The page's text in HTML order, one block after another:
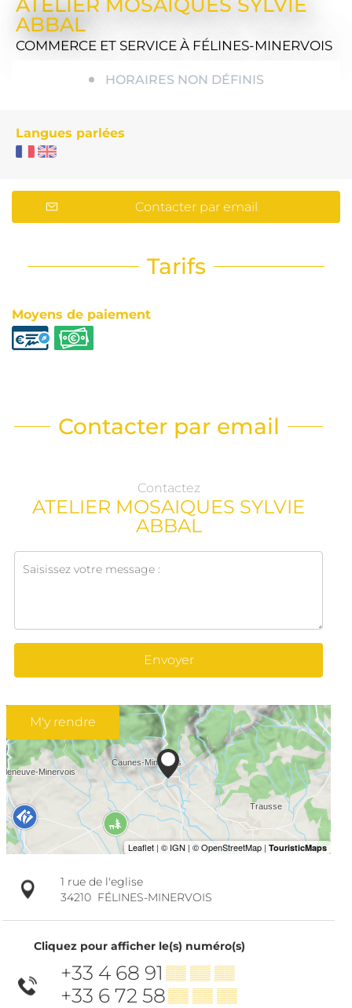
ABBAL
COMMERCE ET SERVICE À FÉLINES-MINERVOIS
HORAIRES NON DÉFINIS
Langues parlées
Contacter par email
Tarifs
Moyens de paiement
Contacter par email
Contactez
ATELIER MOSAIQUES SYLVIE
ABBAL
Envoyer
M'y rendre
1 rue de l'eglise
34210 FÉLINES-MINERVOIS
Cliquez pour afficher le(s) numéro(s)
+33 4 68 91 ▒▒ ▒▒ ▒▒
+33 6 72 58▒▒ ▒▒ ▒▒